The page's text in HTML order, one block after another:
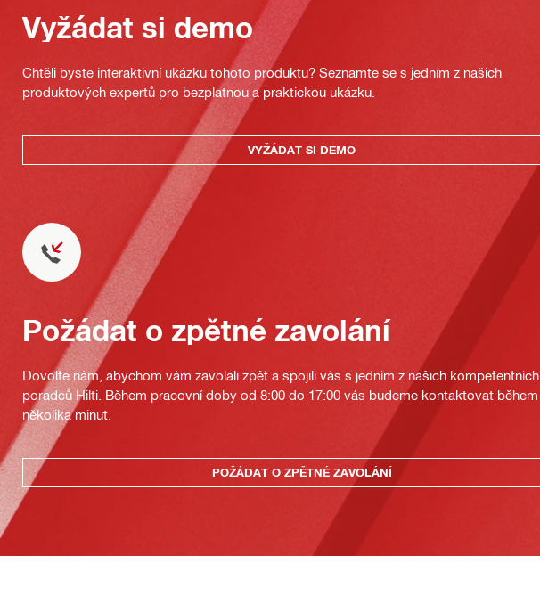
Vyžádat si demo
Chtěli byste interaktivní ukázku tohoto produktu? Seznamte se s jedním z našich
produktových expertů pro bezplatnou a praktickou ukázku.
VYŽÁDAT SI DEMO
Požádat o zpětné zavolání
Dovolte nám, abychom vám zavolali zpět a spojili vás s jedním z našich kompetentních
poradců Hilti. Během pracovní doby od 8:00 do 17:00 vás budeme kontaktovat během
několika minut.
POŽÁDAT O ZPĚTNÉ ZAVOLÁNÍ